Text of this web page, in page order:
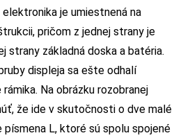
je umiestnená na
pričom z jednej strany je
strany základná doska a batéria.
displeja sa ešte odhalí
Na obrázku rozobranej
že ide v skutočnosti o dve malé
L, ktoré sú spolu spojené